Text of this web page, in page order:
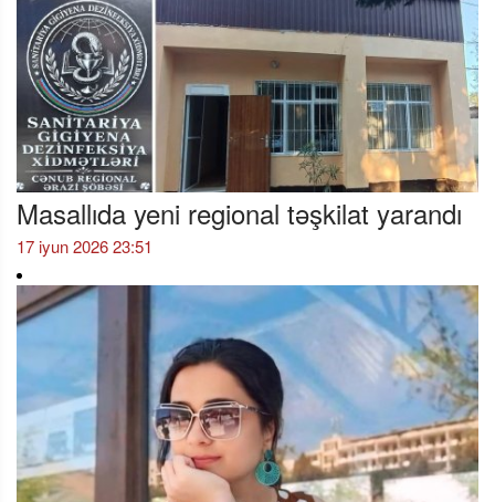
Masallıda yeni regional təşkilat yarandı
17 iyun 2026 23:51